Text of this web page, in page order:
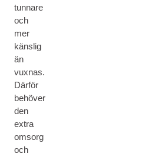
tunnare
och
mer
känslig
än
vuxnas.
Därför
behöver
den
extra
omsorg
och